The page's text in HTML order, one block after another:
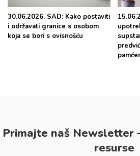
30.06.2026. SAD: Kako postaviti
i održavati granice s osobom
koja se bori s ovisnošću
Primajte naš Newsletter
resurse